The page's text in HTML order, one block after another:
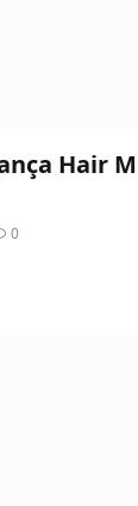
Hair
0